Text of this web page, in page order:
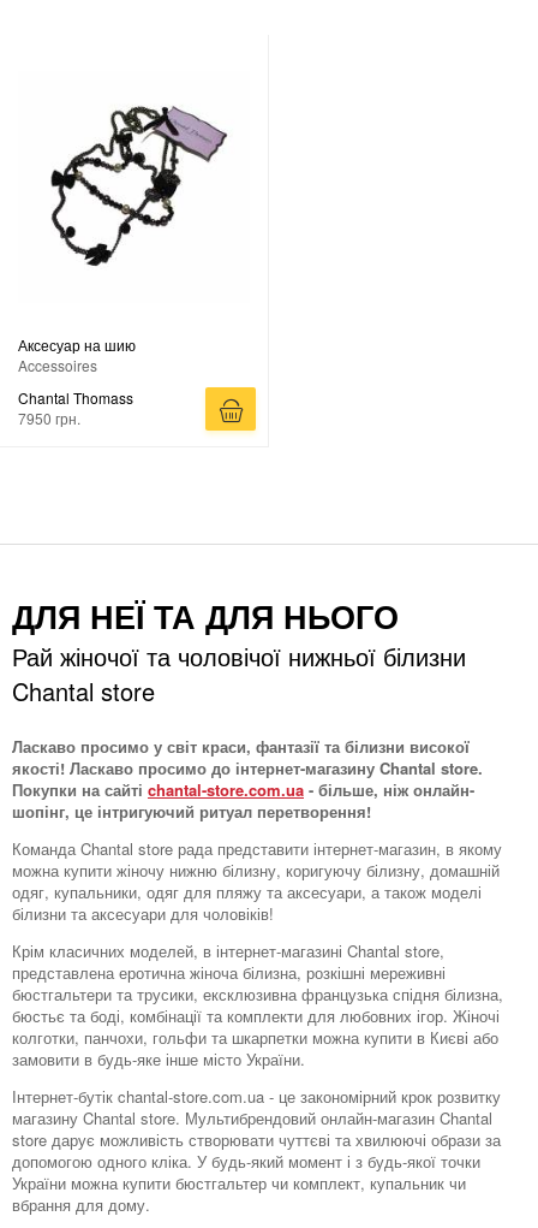
Аксесуар на шию
Accessoires
Chantal Thomass
7950 грн.
ДЛЯ НЕЇ ТА ДЛЯ НЬОГО
Рай жіночої та чоловічої нижньої білизни
Chantal store
Ласкаво просимо у світ краси, фантазії та білизни високої
якості! Ласкаво просимо до інтернет-магазину Chantal store.
Покупки на сайті chantal-store.com.ua - більше, ніж онлайн-
шопінг, це інтригуючий ритуал перетворення!
Команда Chantal store рада представити інтернет-магазин, в якому
можна купити жіночу нижню білизну, коригуючу білизну, домашній
одяг, купальники, одяг для пляжу та аксесуари, а також моделі
білизни та аксесуари для чоловіків!
Крім класичних моделей, в інтернет-магазині Chantal store,
представлена ​​еротична жіноча білизна, розкішні мереживні
бюстгальтери та трусики, ексклюзивна французька спідня білизна,
бюстьє та боді, комбінації та комплекти для любовних ігор. Жіночі
колготки, панчохи, гольфи та шкарпетки можна купити в Києві або
замовити в будь-яке інше місто України.
Інтернет-бутік chantal-store.com.ua - це закономірний крок розвитку
магазину Chantal store. Мультибрендовий онлайн-магазин Chantal
store дарує можливість створювати чуттєві та хвилюючі образи за
допомогою одного кліка. У будь-який момент і з будь-якої точки
України можна купити бюстгальтер чи комплект, купальник чи
вбрання для дому.